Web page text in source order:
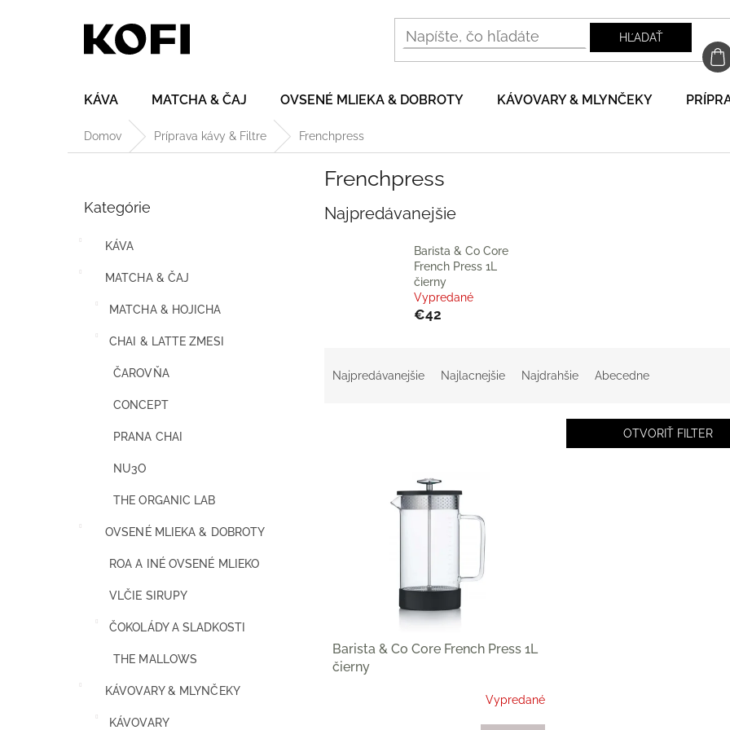
HĽADAŤ
KÁVA MATCHA & ČAJ OVSENÉ MLIEKA & DOBROTY KÁVOVARY & MLYNČEKY
Domov Príprava kávy & Filtre Frenchpress
kategórie
Kategórie
KÁVA
MATCHA & ČAJ
MATCHA & HOJICHA
CHAI & LATTE ZMESI
ČAROVŇA
CONCEPT
PRANA CHAI
NU3O
THE ORGANIC LAB
OVSENÉ MLIEKA & DOBROTY
ROA A INÉ OVSENÉ MLIEKO
VLČIE SIRUPY
ČOKOLÁDY A SLADKOSTI
THE MALLOWS
KÁVOVARY & MLYNČEKY
KÁVOVARY
Frenchpress
Najpredávanejšie
Barista & Co Core
French Press 1L
čierny
Vypredané
€42
Najpredávanejšie Najlacnejšie Najdrahšie Abecedne
OTVORIŤ FILTER
Barista & Co Core French Press 1L
čierny
Vypredané